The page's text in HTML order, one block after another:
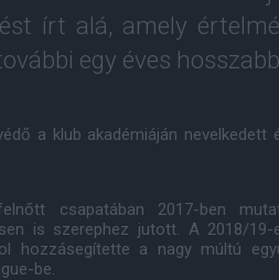
írt alá, amely
egy éves
a klub akadémiáján
csapatában 2017-ben
is szerephez jutott. A 2018/
hozzásegítette a nagy múltú
be.